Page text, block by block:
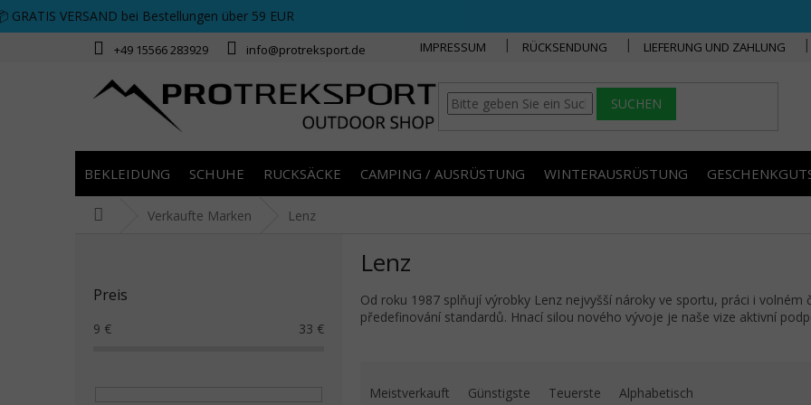
Zum Inhalt springen
GRATIS VERSAND bei Bestellungen über 59 EUR
+49 15566 283929 info@protreksport.de IMPRESSUM RÜCKSENDUNG LIEFERUNG UND ZAHLUNG
SUCHEN
BEKLEIDUNG SCHUHE RUCKSÄCKE CAMPING / AUSRÜSTUNG WINTERAUSRÜSTUNG
StartseiteVerkaufte Marken Lenz
Preis
9 € 33 €
Lenz
Od roku 1987 splňují výrobky Lenz nejvyšší nároky ve sportu, práci i volném
předefinování standardů. Hnací silou nového vývoje je naše vize aktivní
Meistverkauft Günstigste Teuerste Alphabetisch